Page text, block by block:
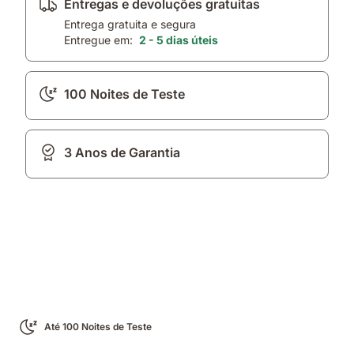
Entregas e devoluções gratuitas
Entrega gratuita e segura
Entregue em: 2 - 5 dias úteis
100 Noites de Teste
3 Anos de Garantia
Até 100 Noites de Teste